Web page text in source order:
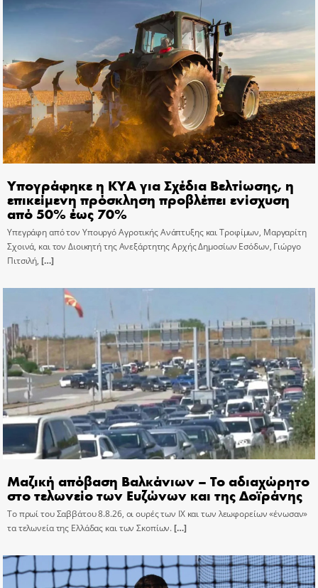
Υπογράφηκε η ΚΥΑ για Σχέδια Βελτίωσης, η
επικείμενη πρόσκληση προβλέπει ενίσχυση
από 50% έως 70%
Υπεγράφη από τον Υπουργό Αγροτικής Ανάπτυξης και Τροφίμων, Μαργαρίτη
Σχοινά, και τον Διοικητή της Ανεξάρτητης Αρχής Δημοσίων Εσόδων, Γιώργο
Πιτσιλή, […]
Μαζική απόβαση Βαλκάνιων – Το αδιαχώρητο
στο τελωνείο των Ευζώνων και της Δοϊράνης
Το πρωί του Σαββάτου 8.8.26, οι ουρές των ΙΧ και των λεωφορείων «ένωσαν»
τα τελωνεία της Ελλάδας και των Σκοπίων.[…]